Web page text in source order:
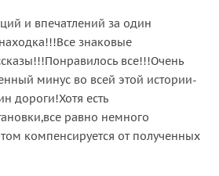
и впечатлений за один
знаковые
все!!!Очень
минус во всей этой истории-
дороги!Хотя есть
равно немного
компенсируется от полученных